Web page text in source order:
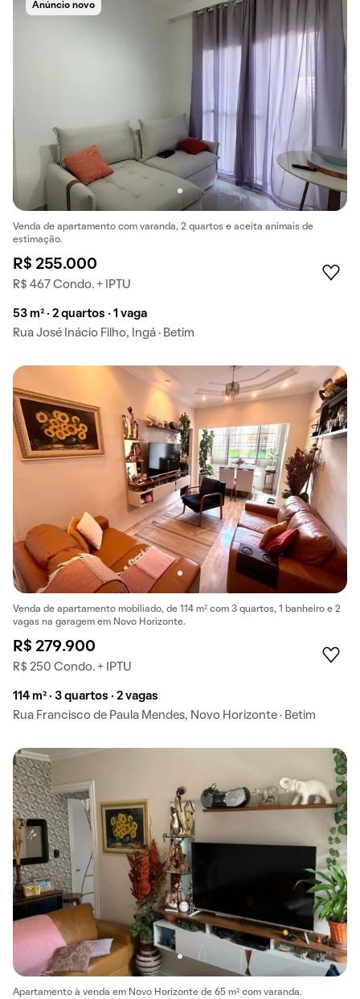
Anúncio novo
Venda de apartamento com varanda, 2 quartos e aceita animais de
estimação.
R$ 255.000
R$ 467 Condo. + IPTU
53 m² · 2 quartos · 1 vaga
Rua José Inácio Filho, Ingá · Betim
Venda de apartamento mobiliado, de 114 m² com 3 quartos, 1 banheiro e 2
vagas na garagem em Novo Horizonte.
R$ 279.900
R$ 250 Condo. + IPTU
114 m² · 3 quartos · 2 vagas
Rua Francisco de Paula Mendes, Novo Horizonte · Betim
Apartamento à venda em Novo Horizonte de 65 m² com varanda.